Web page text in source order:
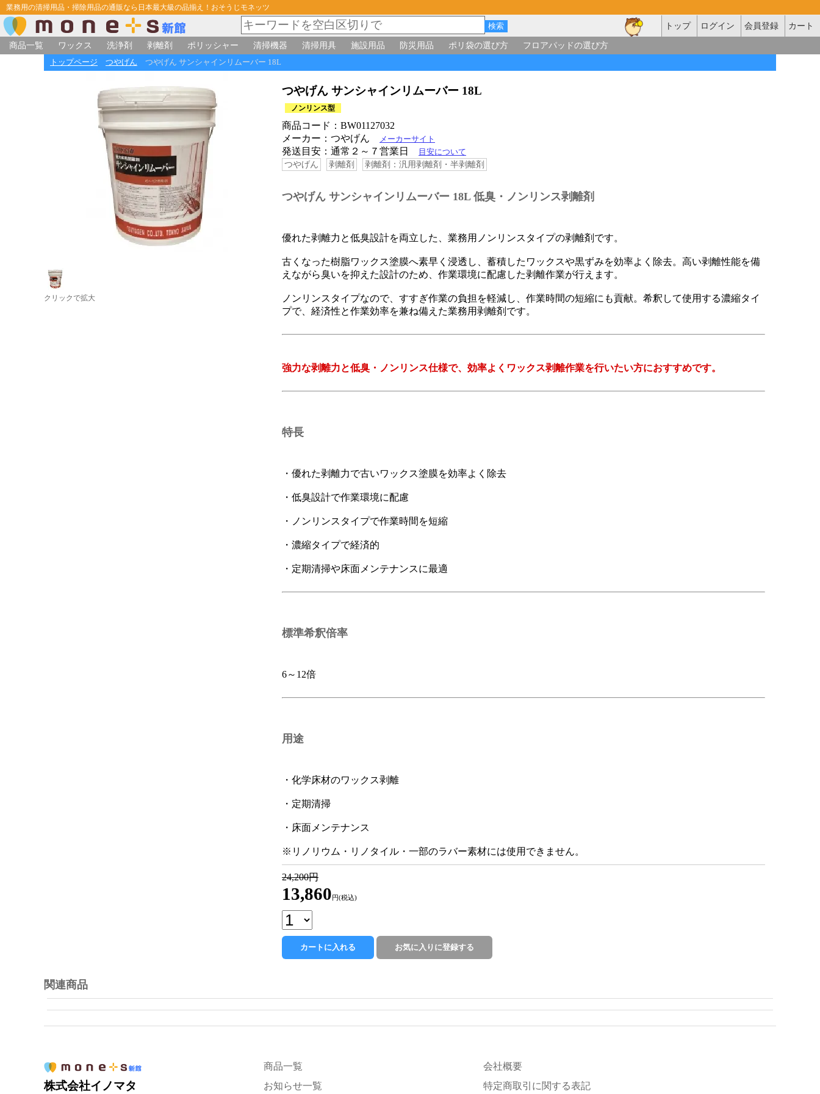
業務用の清掃用品・掃除用品の通販なら日本最大級の品揃え！おそうじモネッツ
トップ ログイン 会員登録
カート
商品一覧
ワックス 洗浄剤 剥離剤 ポリッシャー 清掃機器 清掃用具 施設用品 防災用品 ポリ袋の選び方 フロアパッドの選び方
トップページ つやげん つやげん サンシャインリムーバー 18L
クリックで拡大
つやげん サンシャインリムーバー 18L
ノンリンス型
商品コード：BW01127032
メーカー：つやげん
メーカーサイト
発送目安：通常２～７営業日 目安について
つやげん 剥離剤 剥離剤：汎用剥離剤・半剥離剤
つやげん サンシャインリムーバー 18L 低臭・ノンリンス剥離剤
優れた剥離力と低臭設計を両立した、業務用ノンリンスタイプの剥離剤です。
古くなった樹脂ワックス塗膜へ素早く浸透し、蓄積したワックスや黒ずみを効率よく除去。高い剥離性能を備
えながら臭いを抑えた設計のため、作業環境に配慮した剥離作業が行えます。
ノンリンスタイプなので、すすぎ作業の負担を軽減し、作業時間の短縮にも貢献。希釈して使用する濃縮タイ
プで、経済性と作業効率を兼ね備えた業務用剥離剤です。
強力な剥離力と低臭・ノンリンス仕様で、効率よくワックス剥離作業を行いたい方におすすめです。
特長
・優れた剥離力で古いワックス塗膜を効率よく除去
・低臭設計で作業環境に配慮
・ノンリンスタイプで作業時間を短縮
・濃縮タイプで経済的
・定期清掃や床面メンテナンスに最適
標準希釈倍率
6～12倍
用途
・化学床材のワックス剥離
・定期清掃
・床面メンテナンス
※リノリウム・リノタイル・一部のラバー素材には使用できません。
24,200円
13,860 円(税込)
関連商品
株式会社イノマタ
商品一覧
お知らせ一覧
会社概要
特定商取引に関する表記